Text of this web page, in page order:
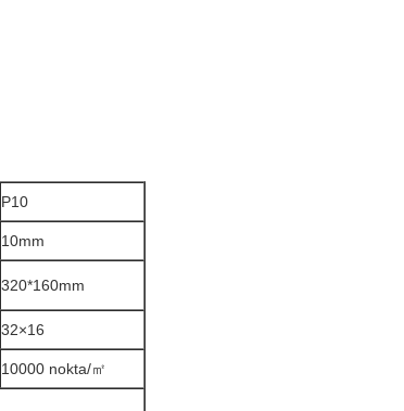
P10
10mm
320*160mm
32×16
10000 nokta/㎡